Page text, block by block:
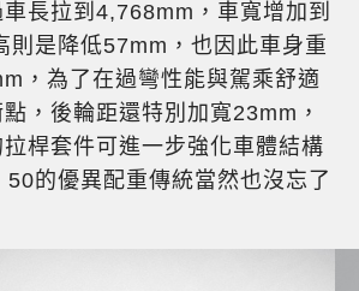
長拉到4,768mm，車寬增加到
則是降低57mm，也因此車身重
，為了在過彎性能與駕乘舒適
，後輪距還特別加寬23mm，
桿套件可進一步強化車體結構
50的優異配重傳統當然也沒忘了